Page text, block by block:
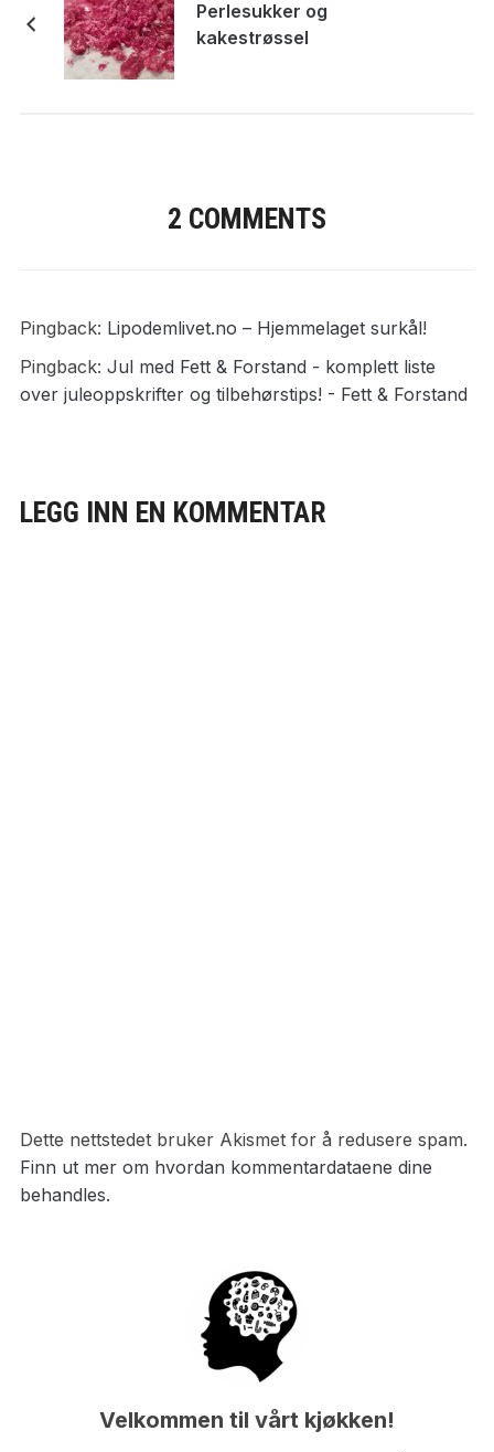
Perlesukker og
kakestrøssel
2 COMMENTS
Pingback: Lipodemlivet.no – Hjemmelaget surkål!
Pingback: Jul med Fett & Forstand - komplett liste
over juleoppskrifter og tilbehørstips! - Fett & Forstand
LEGG INN EN KOMMENTAR
Dette nettstedet bruker Akismet for å redusere spam.
Finn ut mer om hvordan kommentardataene dine
behandles.
Velkommen til vårt kjøkken!